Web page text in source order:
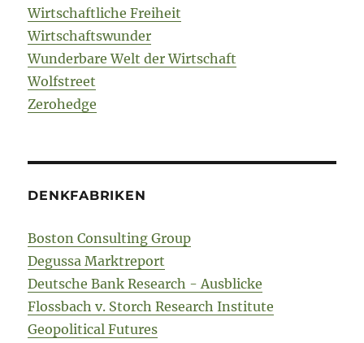
Wirtschaftliche Freiheit
Wirtschaftswunder
Wunderbare Welt der Wirtschaft
Wolfstreet
Zerohedge
DENKFABRIKEN
Boston Consulting Group
Degussa Marktreport
Deutsche Bank Research - Ausblicke
Flossbach v. Storch Research Institute
Geopolitical Futures